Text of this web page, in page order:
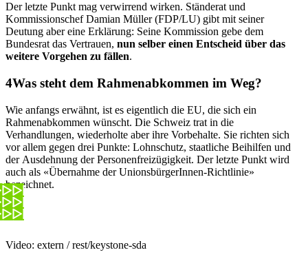
Der letzte Punkt mag verwirrend wirken. Ständerat und
Kommissionschef Damian Müller (FDP/LU) gibt mit seiner
Deutung aber eine Erklärung: Seine Kommission gebe dem
Bundesrat das Vertrauen, nun selber einen Entscheid über das
weitere Vorgehen zu fällen.
Was steht dem Rahmenabkommen im Weg?
Wie anfangs erwähnt, ist es eigentlich die EU, die sich ein
Rahmenabkommen wünscht. Die Schweiz trat in die
Verhandlungen, wiederholte aber ihre Vorbehalte. Sie richten sich
vor allem gegen drei Punkte: Lohnschutz, staatliche Beihilfen und
der Ausdehnung der Personenfreizügigkeit. Der letzte Punkt wird
auch als «Übernahme der UnionsbürgerInnen-Richtlinie»
bezeichnet.
Video: extern / rest/keystone-sda